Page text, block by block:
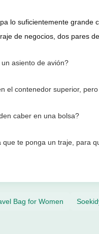
lo suficientemente grande
de negocios, dos pares
asiento de avión?
el contenedor superior,
caber en una bolsa?
que te ponga un traje, para
Bag for Women